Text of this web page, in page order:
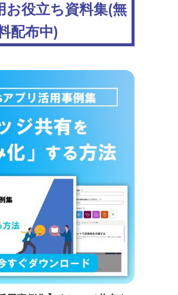
役立ち資料集(無
配布中)